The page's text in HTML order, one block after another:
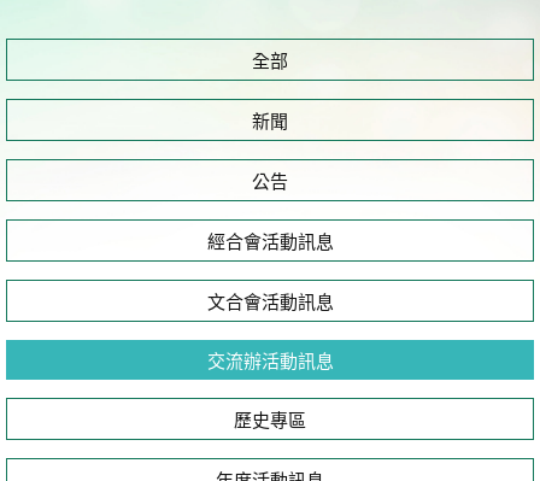
全部
新聞
公告
經合會活動訊息
文合會活動訊息
交流辦活動訊息
歷史專區